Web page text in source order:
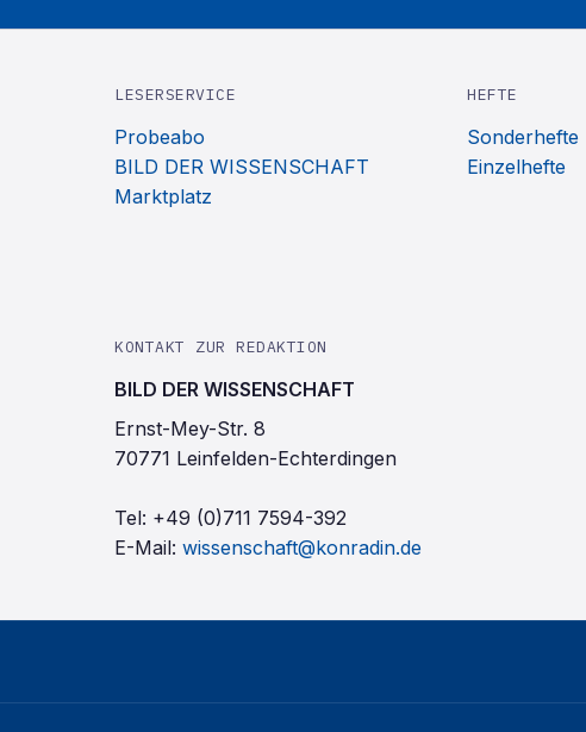
LESERSERVICE
Probeabo
BILD DER WISSENSCHAFT
Marktplatz
HEFTE
Sonderhefte
Einzelhefte
KONTAKT ZUR REDAKTION
BILD DER WISSENSCHAFT
Ernst-Mey-Str. 8
70771 Leinfelden-Echterdingen
Tel: +49 (0)711 7594-392
E-Mail: wissenschaft@konradin.de